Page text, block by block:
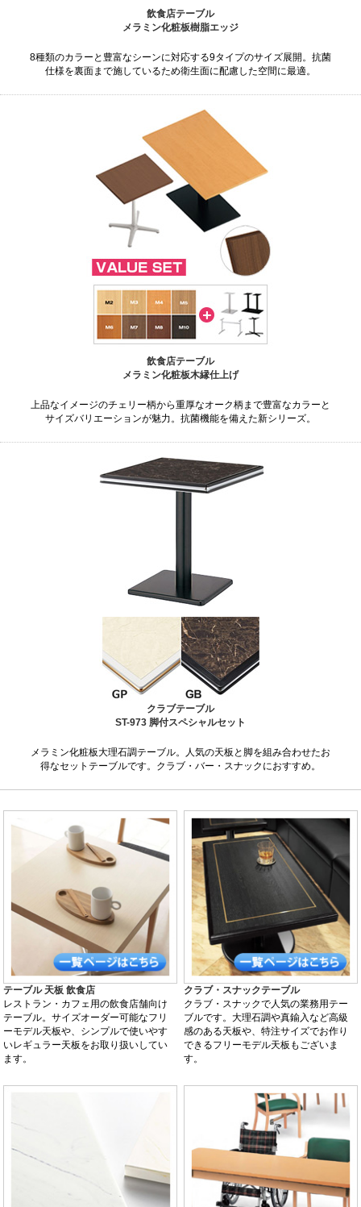
飲食店テーブル
メラミン化粧板樹脂エッジ
8種類のカラーと豊富なシーンに対応する9タイプのサイズ展開。抗菌
仕様を裏面まで施しているため衛生面に配慮した空間に最適。
飲食店テーブル
メラミン化粧板木縁仕上げ
上品なイメージのチェリー柄から重厚なオーク柄まで豊富なカラーと
サイズバリエーションが魅力。抗菌機能を備えた新シリーズ。
クラブテーブル
ST-973 脚付スペシャルセット
メラミン化粧板大理石調テーブル。人気の天板と脚を組み合わせたお
得なセットテーブルです。クラブ・バー・スナックにおすすめ。
テーブル 天板 飲食店
レストラン・カフェ用の飲食店舗向け
テーブル。サイズオーダー可能なフリ
ーモデル天板や、シンプルで使いやす
いレギュラー天板をお取り扱いしてい
ます。
クラブ・スナックテーブル
クラブ・スナックで人気の業務用テー
ブルです。大理石調や真鍮入など高級
感のある天板や、特注サイズでお作り
できるフリーモデル天板もございま
す。